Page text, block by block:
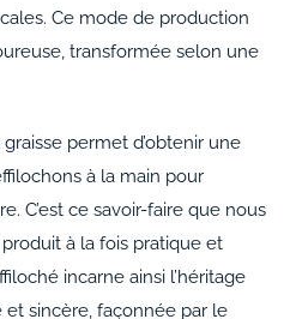
Ce mode de production
transformée selon une
permet d’obtenir une
à la main pour
C’est ce savoir-faire que nous
à la fois pratique et
incarne ainsi l’héritage
et sincère, façonnée par le